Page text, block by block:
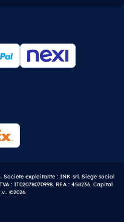
exploitante : INK srl. Siege social
: IT02078070998. REA : 458236. Capital
©2026